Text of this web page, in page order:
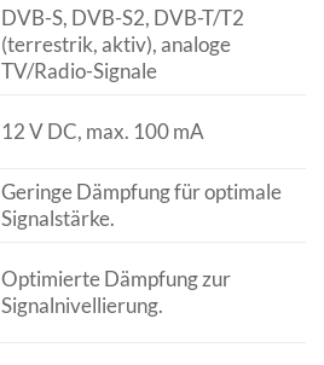
DVB-S, DVB-S2, DVB-T/T2
(terrestrik, aktiv), analoge
TV/Radio-Signale
12 V DC, max. 100 mA
Geringe Dämpfung für optimale
Signalstärke.
Optimierte Dämpfung zur
Signalnivellierung.